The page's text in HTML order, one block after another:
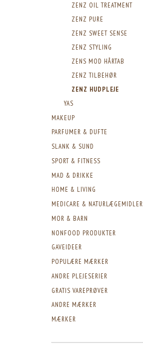
ZENZ OIL TREATMENT
ZENZ PURE
ZENZ SWEET SENSE
ZENZ STYLING
ZENS MOD HÅRTAB
ZENZ TILBEHØR
ZENZ HUDPLEJE
YAS
MAKEUP
PARFUMER & DUFTE
SLANK & SUND
SPORT & FITNESS
MAD & DRIKKE
HOME & LIVING
MEDICARE & NATURLÆGEMIDLER
MOR & BARN
NONFOOD PRODUKTER
GAVEIDEER
POPULÆRE MÆRKER
ANDRE PLEJESERIER
GRATIS VAREPRØVER
ANDRE MÆRKER
MÆRKER